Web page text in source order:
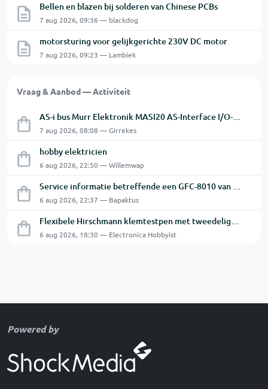
Bellen en blazen bij solderen van Chinese PCBs
7 aug 2026, 09:36 — blackdog
motorsturing voor gelijkgerichte 230V DC motor
7 aug 2026, 09:23 — Lambiek
Vraag & Aanbod — Activiteit
AS-i bus Murr Elektronik MASI20 AS-Interface I/O-module 56440
7 aug 2026, 08:08 — Girrekes
hobby elektricien
6 aug 2026, 22:50 — Willemwap
Service informatie betreffende een GFC-8010 van GW
6 aug 2026, 22:37 — Bapaktus
Flexibele Hirschmann klemtestpen met tweedelige klem.
6 aug 2026, 18:30 — Electronica Hobbyist
Powered by